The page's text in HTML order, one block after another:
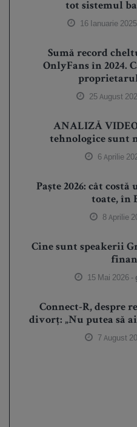
tot sistemul
16 Ianuarie
Sumă record
OnlyFans în 2024.
25 August
ANALIZĂ
tehnologice sunt
6 Aprilie
Paște 2026: cât
toate, în
8 Aprilie
Cine sunt speakerii
15 Mai 2026 -
Connect-R, despre
divorț: „Nu putea să
7 August